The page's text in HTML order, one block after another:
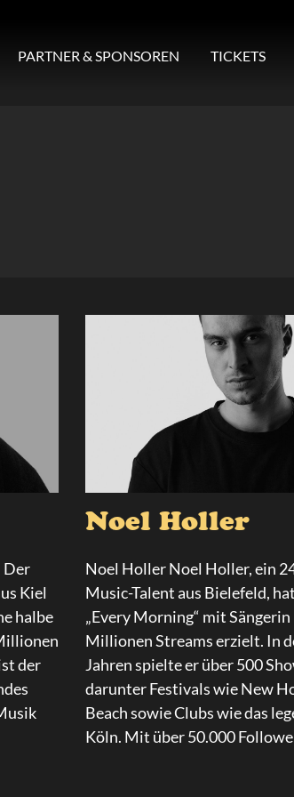
PARTNER & SPONSOREN TICKETS
Der
Kiel
halbe
der
Noel Holler
Noel Holler Noel Holler, ein
Music-Talent aus Bielefeld,
„Every Morning“ mit
Millionen Streams erzielt. In
Jahren spielte er über 500
darunter Festivals wie New
Beach sowie Clubs wie das
Köln. Mit über 50.000